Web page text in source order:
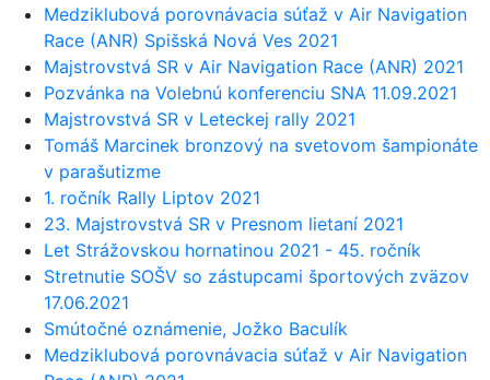
Medziklubová porovnávacia súťaž v Air Navigation
Race (ANR) Spišská Nová Ves 2021
Majstrovstvá SR v Air Navigation Race (ANR) 2021
Pozvánka na Volebnú konferenciu SNA 11.09.2021
Majstrovstvá SR v Leteckej rally 2021
Tomáš Marcinek bronzový na svetovom šampionáte
v parašutizme
1. ročník Rally Liptov 2021
23. Majstrovstvá SR v Presnom lietaní 2021
Let Strážovskou hornatinou 2021 - 45. ročník
Stretnutie SOŠV so zástupcami športových zväzov
17.06.2021
Smútočné oznámenie, Jožko Baculík
Medziklubová porovnávacia súťaž v Air Navigation